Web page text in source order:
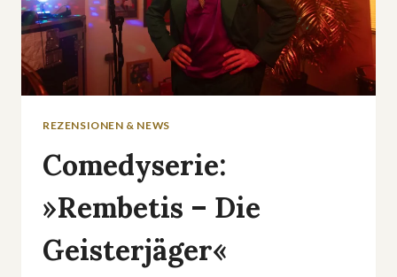
REZENSIONEN & NEWS
Comedyserie:
»Rembetis – Die
Geisterjäger«